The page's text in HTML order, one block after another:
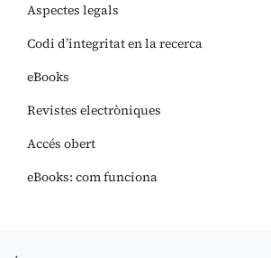
Aspectes legals
Codi d’integritat en la recerca
eBooks
Revistes electròniques
Accés obert
eBooks: com funciona